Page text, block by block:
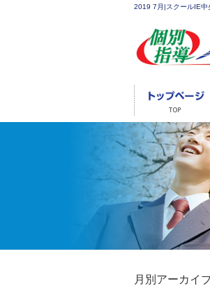
2019 7月|スクールIE中
月別アーカイ